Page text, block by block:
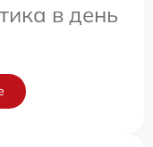
в день